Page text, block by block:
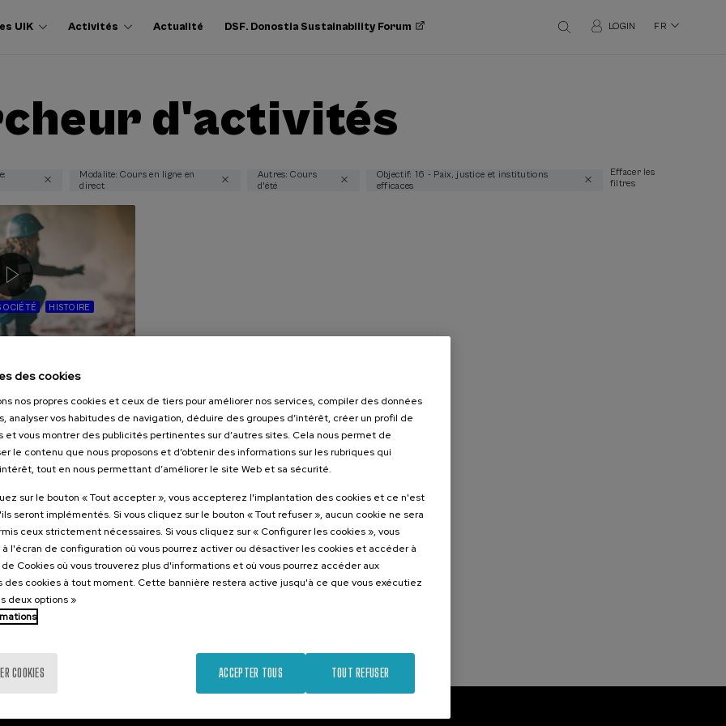
UIK Activités Actualité DSF. Donostia Sustainability Forum LOGIN FR
d'activités
Modalite: Cours en ligne en
direct
Autres: Cours
d'été
Objectif: 16 - Paix, justice et institutions
efficaces
Effacer les
filtres
HISTOIRE
jóvenes
Anglais
... DE 25 €
Dernières
places
Gratuit
Date
passée
Liste
d'attente
Période
d'inscription
des cookies
nos propres cookies et ceux de tiers pour améliorer nos services, compiler des données
analyser vos habitudes de navigation, déduire des groupes d’intérêt, créer un profil de
et vous montrer des publicités pertinentes sur d’autres sites. Cela nous permet de
le contenu que nous proposons et d’obtenir des informations sur les rubriques qui
tout en nous permettant d’améliorer le site Web et sa sécurité.
sur le bouton « Tout accepter », vous accepterez l'implantation des cookies et ce n'est
seront implémentés. Si vous cliquez sur le bouton « Tout refuser », aucun cookie ne sera
ceux strictement nécessaires. Si vous cliquez sur « Configurer les cookies », vous
l'écran de configuration où vous pourrez activer ou désactiver les cookies et accéder à
Cookies où vous trouverez plus d'informations et où vous pourrez accéder aux
des cookies à tout moment. Cette bannière restera active jusqu'à ce que vous exécutiez
deux options »
COOKIES TOUT REFUSER
ACCEPTER TOUS